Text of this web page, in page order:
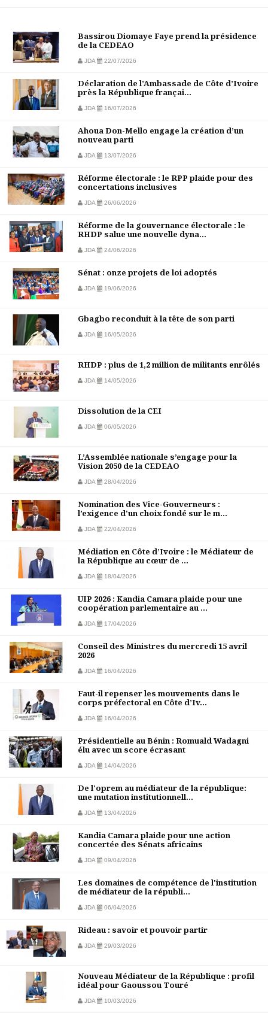
Bassirou Diomaye Faye prend la présidence
de la CEDEAO
JDA 22/07/2026
Déclaration de l’Ambassade de Côte d’Ivoire
près la République françai...
JDA 16/07/2026
Ahoua Don-Mello engage la création d’un
nouveau parti
JDA 13/07/2026
Réforme électorale : le RPP plaide pour des
concertations inclusives
JDA 26/06/2026
Réforme de la gouvernance électorale : le
RHDP salue une nouvelle dyna...
JDA 24/06/2026
Sénat : onze projets de loi adoptés
JDA 19/06/2026
Gbagbo reconduit à la tête de son parti
JDA 16/05/2026
RHDP : plus de 1,2 million de militants enrôlés
JDA 14/05/2026
Dissolution de la CEI
JDA 06/05/2026
L’Assemblée nationale s’engage pour la
Vision 2050 de la CEDEAO
JDA 28/04/2026
Nomination des Vice-Gouverneurs :
l’exigence d'un choix fondé sur le m...
JDA 22/04/2026
Médiation en Côte d’Ivoire : le Médiateur de
la République au cœur de ...
JDA 18/04/2026
UIP 2026 : Kandia Camara plaide pour une
coopération parlementaire au ...
JDA 17/04/2026
Conseil des Ministres du mercredi 15 avril
2026
JDA 16/04/2026
Faut-il repenser les mouvements dans le
corps préfectoral en Côte d’Iv...
JDA 16/04/2026
Présidentielle au Bénin : Romuald Wadagni
élu avec un score écrasant
JDA 14/04/2026
De l'oprem au médiateur de la république:
une mutation institutionnell...
JDA 13/04/2026
Kandia Camara plaide pour une action
concertée des Sénats africains
JDA 09/04/2026
Les domaines de compétence de l'institution
de médiateur de la républi...
JDA 06/04/2026
Rideau : savoir et pouvoir partir
JDA 29/03/2026
Nouveau Médiateur de la République : profil
idéal pour Gaoussou Touré
JDA 10/03/2026